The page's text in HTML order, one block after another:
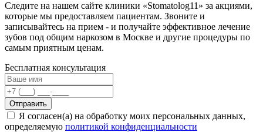
Следите на нашем сайте клиники «Stomatolog11» за акциями,
которые мы предоставляем пациентам. Звоните и
записывайтесь на прием - и получайте эффективное лечение
зубов под общим наркозом в Москве и другие процедуры по
самым приятным ценам.
Бесплатная консультация
Я согласен(а) на обработку моих персональных данных,
определяемую политикой конфиденциальности